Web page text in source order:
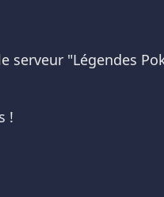
serveur "Légendes
!